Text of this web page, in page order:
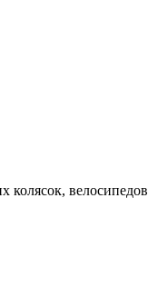
колясок, велосипедов